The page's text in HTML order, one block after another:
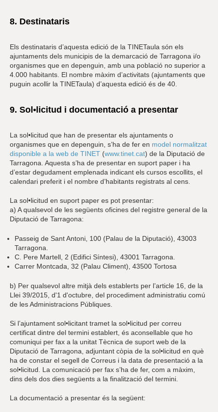
8. Destinataris
Els destinataris d’aquesta edició de la TINETaula són els
ajuntaments dels municipis de la demarcació de Tarragona i/o
organismes que en depenguin, amb una població no superior a
4.000 habitants. El nombre màxim d’activitats (ajuntaments que
puguin acollir la TINETaula) d’aquesta edició és de 40.
9. Sol•licitud i documentació a presentar
La sol•licitud que han de presentar els ajuntaments o
organismes que en depenguin, s’ha de fer en model normalitzat
disponible a la web de TINET (www.tinet.cat) de la Diputació de
Tarragona. Aquesta s’ha de presentar en suport paper i ha
d’estar degudament emplenada indicant els cursos escollits, el
calendari preferit i el nombre d’habitants registrats al cens.
La sol•licitud en suport paper es pot presentar:
a) A qualsevol de les següents oficines del registre general de la
Diputació de Tarragona:
Passeig de Sant Antoni, 100 (Palau de la Diputació), 43003
Tarragona.
C. Pere Martell, 2 (Edifici Síntesi), 43001 Tarragona.
Carrer Montcada, 32 (Palau Climent), 43500 Tortosa
b) Per qualsevol altre mitjà dels establerts per l’article 16, de la
Llei 39/2015, d'1 d'octubre, del procediment administratiu comú
de les Administracions Públiques.
Si l’ajuntament sol•licitant tramet la sol•licitud per correu
certificat dintre del termini establert, és aconsellable que ho
comuniqui per fax a la unitat Tècnica de suport web de la
Diputació de Tarragona, adjuntant còpia de la sol•licitud en què
ha de constar el segell de Correus i la data de presentació a la
sol•licitud. La comunicació per fax s’ha de fer, com a màxim,
dins dels dos dies següents a la finalització del termini.
La documentació a presentar és la següent: